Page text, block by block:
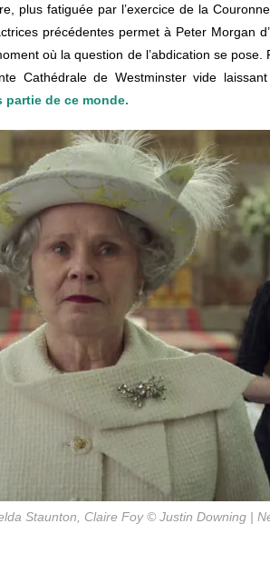
plus fatiguée par l’exercice de la
précédentes permet à Peter Morgan
où la question de l’abdication se
Cathédrale de Westminster vide
partie de ce monde.
Staunton, Claire Foy © Justin Downing |